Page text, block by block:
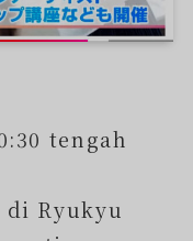
tengah
Ryukyu